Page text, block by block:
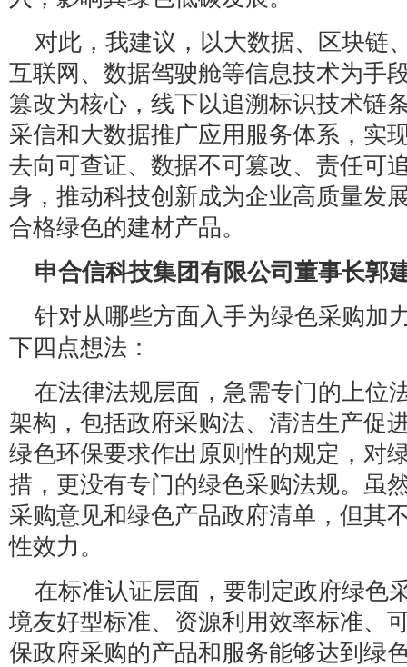
对此，我建议，以大数据、区块链
互联网、数据驾驶舱等信息技术为手
篡改为核心，线下以追溯标识技术链
采信和大数据推广应用服务体系，实
去向可查证、数据不可篡改、责任可
身，推动科技创新成为企业高质量发
合格绿色的建材产品。
申合信科技集团有限公司董事长郭
针对从哪些方面入手为绿色采购加
下四点想法：
在法律法规层面，急需专门的上位
架构，包括政府采购法、清洁生产促
绿色环保要求作出原则性的规定，对
措，更没有专门的绿色采购法规。虽
采购意见和绿色产品政府清单，但其
性效力。
在标准认证层面，要制定政府绿色
境友好型标准、资源利用效率标准、
保政府采购的产品和服务能够达到绿